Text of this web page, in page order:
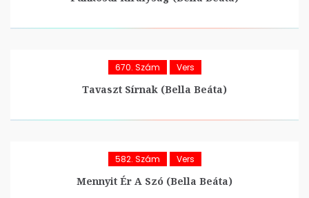
670. Szám Vers
Tavaszt Sírnak (Bella Beáta)
582. Szám Vers
Mennyit Ér A Szó (Bella Beáta)